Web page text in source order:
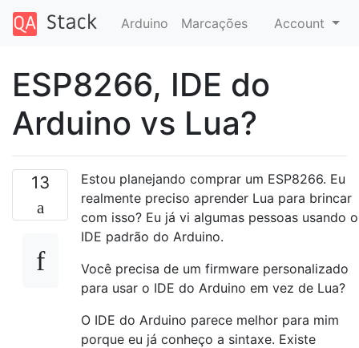
Arduino Marcações Account
ESP8266, IDE do
Arduino vs Lua?
13
Estou planejando comprar um ESP8266. Eu
realmente preciso aprender Lua para brincar
com isso? Eu já vi algumas pessoas usando o
IDE padrão do Arduino.
Você precisa de um firmware personalizado
para usar o IDE do Arduino em vez de Lua?
O IDE do Arduino parece melhor para mim
porque eu já conheço a sintaxe. Existe